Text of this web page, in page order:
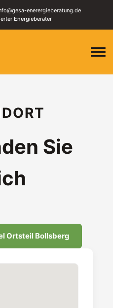
enerergieberatung.de
Energieberater
Sie
Ortsteil Bollsberg